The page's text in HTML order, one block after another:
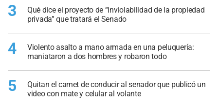
3
Qué dice el proyecto de “inviolabilidad de la propiedad
privada” que tratará el Senado
4
Violento asalto a mano armada en una peluquería:
maniataron a dos hombres y robaron todo
5
Quitan el carnet de conducir al senador que publicó un
video con mate y celular al volante